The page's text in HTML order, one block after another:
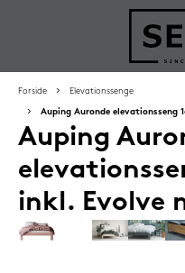
Forside Elevationssenge
Auping Auronde elevationsseng
Auping
inkl. Evolve